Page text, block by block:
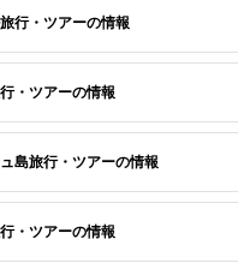
行・ツアーの情報
・ツアーの情報
島旅行・ツアーの情報
・ツアーの情報